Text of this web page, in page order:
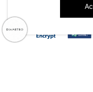
Av. Maria